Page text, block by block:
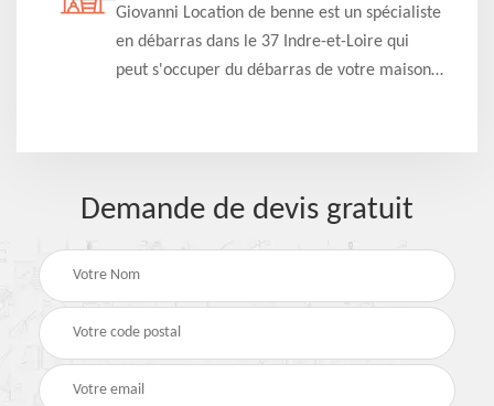
Giovanni Location de benne est un spécialiste
en débarras dans le 37 Indre-et-Loire qui
peut s'occuper du débarras de votre maison
Demande de devis gratuit